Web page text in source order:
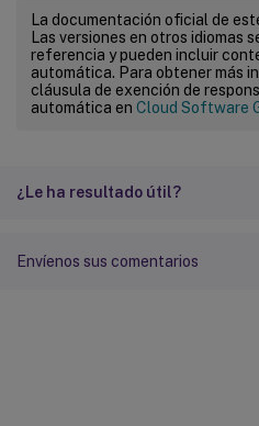
La documentación oficial de
Las versiones en otros idiomas
referencia y pueden incluir
automática. Para obtener más
cláusula de exención de
automática en Cloud Software
¿Le ha resultado útil?
Envíenos sus comentarios